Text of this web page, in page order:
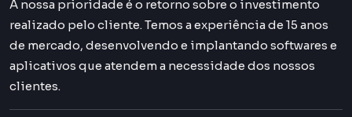
A nossa prioridade é o retorno sobre o investimento
realizado pelo cliente. Temos a experiência de 15 anos
de mercado, desenvolvendo e implantando softwares e
aplicativos que atendem a necessidade dos nossos
clientes.